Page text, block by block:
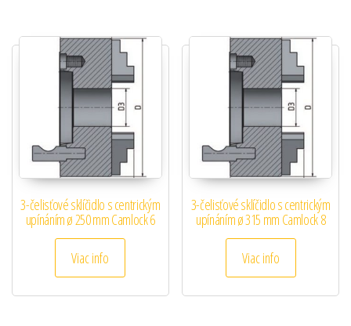
3-čelisťové sklíčidlo s centrickým
upínáním ø 250 mm Camlock 6
Viac info
3-čelisťové sklíčidlo s centrickým
upínáním ø 315 mm Camlock 8
Viac info